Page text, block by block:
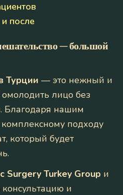
после
— большой
Турции — это нежный и
лицо без
Благодаря нашим
подходу
который будет
Surgery Turkey Group и
и